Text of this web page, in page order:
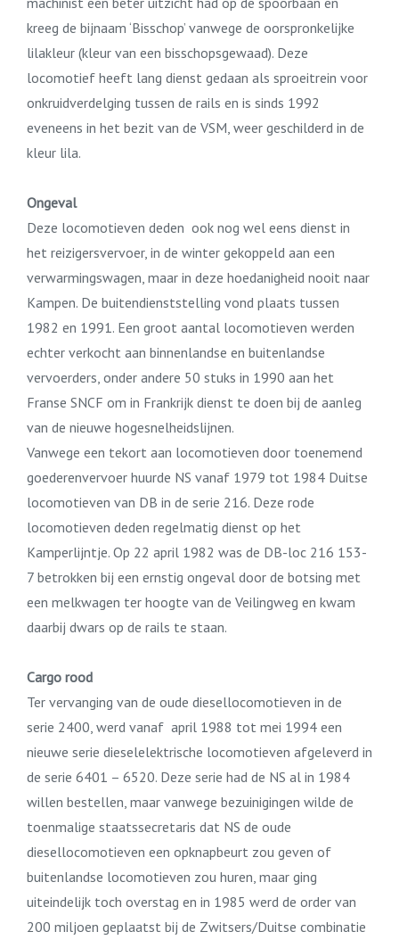
kreeg de bijnaam ‘Bisschop’ vanwege de oorspronkelijke
lilakleur (kleur van een bisschopsgewaad). Deze
locomotief heeft lang dienst gedaan als sproeitrein voor
onkruidverdelging tussen de rails en is sinds 1992
eveneens in het bezit van de VSM, weer geschilderd in de
kleur lila.
Ongeval
Deze locomotieven deden ook nog wel eens dienst in
het reizigersvervoer, in de winter gekoppeld aan een
verwarmingswagen, maar in deze hoedanigheid nooit naar
Kampen. De buitendienststelling vond plaats tussen
1982 en 1991. Een groot aantal locomotieven werden
echter verkocht aan binnenlandse en buitenlandse
vervoerders, onder andere 50 stuks in 1990 aan het
Franse SNCF om in Frankrijk dienst te doen bij de aanleg
van de nieuwe hogesnelheidslijnen.
Vanwege een tekort aan locomotieven door toenemend
goederenvervoer huurde NS vanaf 1979 tot 1984 Duitse
locomotieven van DB in de serie 216. Deze rode
locomotieven deden regelmatig dienst op het
Kamperlijntje. Op 22 april 1982 was de DB-loc 216 153-
7 betrokken bij een ernstig ongeval door de botsing met
een melkwagen ter hoogte van de Veilingweg en kwam
daarbij dwars op de rails te staan.
Cargo rood
Ter vervanging van de oude diesellocomotieven in de
serie 2400, werd vanaf april 1988 tot mei 1994 een
nieuwe serie dieselelektrische locomotieven afgeleverd in
de serie 6401 – 6520. Deze serie had de NS al in 1984
willen bestellen, maar vanwege bezuinigingen wilde de
toenmalige staatssecretaris dat NS de oude
diesellocomotieven een opknapbeurt zou geven of
buitenlandse locomotieven zou huren, maar ging
uiteindelijk toch overstag en in 1985 werd de order van
200 miljoen geplaatst bij de Zwitsers/Duitse combinatie